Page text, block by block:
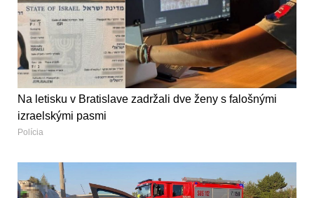
Na letisku v Bratislave zadržali dve ženy s falošnými
izraelskými pasmi
Polícia